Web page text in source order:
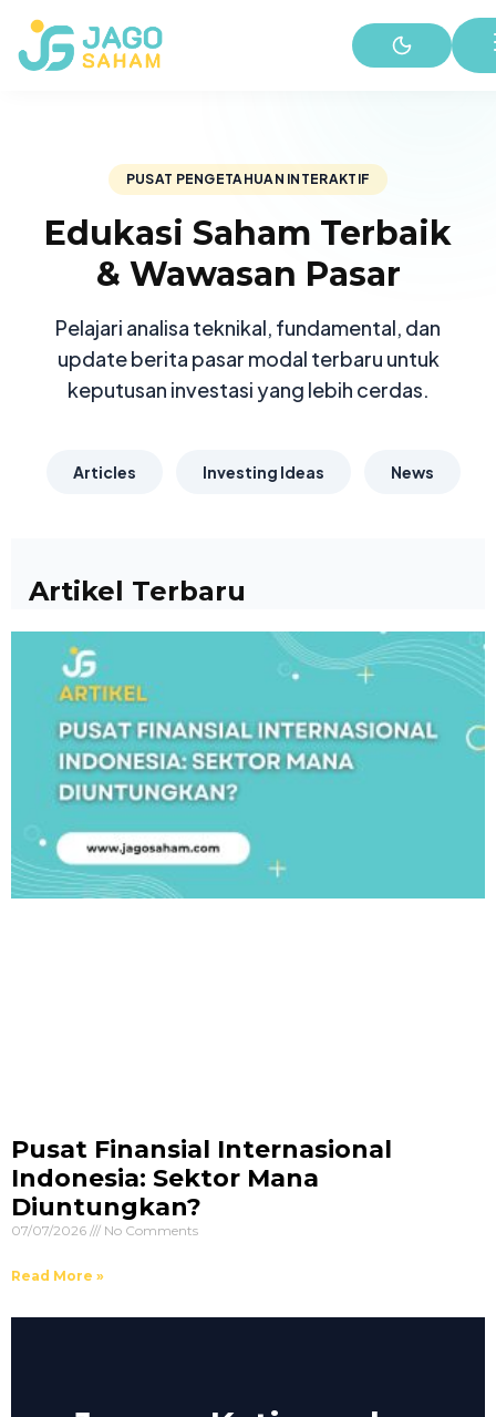
PUSAT PENGETAHUAN INTERAKTIF
Edukasi Saham Terbaik
& Wawasan Pasar
Pelajari analisa teknikal, fundamental, dan
update berita pasar modal terbaru untuk
keputusan investasi yang lebih cerdas.
Articles Investing Ideas News
Artikel Terbaru
Pusat Finansial Internasional
Indonesia: Sektor Mana
Diuntungkan?
07/07/2026 No Comments
Read More »